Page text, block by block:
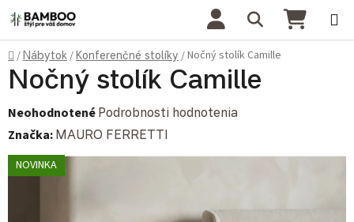
Prejsť na obsah Hľadať
Domov
/Nábytok /Konferenčné stolíky /Nočný stolík Camille
Nočný stolík Camille
Priemerné hodnotenie produktu je 0,0 z 5 hviezdičiek.
Neohodnotené Podrobnosti hodnotenia
Značka: MAURO FERRETTI
NOVINKA